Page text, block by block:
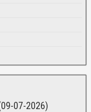
07-2026)